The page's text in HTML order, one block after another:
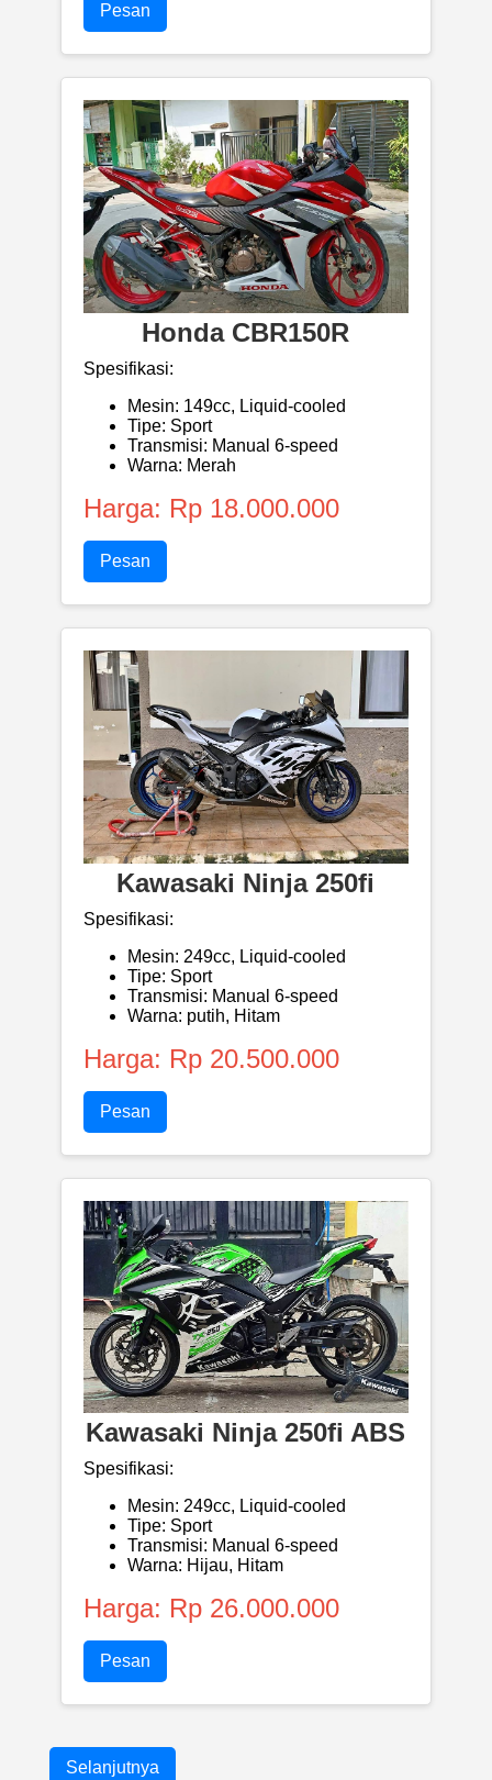
Pesan
Honda CBR150R
Spesifikasi:
Mesin: 149cc, Liquid-cooled
Tipe: Sport
Transmisi: Manual 6-speed
Warna: Merah
Harga: Rp 18.000.000
Pesan
Kawasaki Ninja 250fi
Spesifikasi:
Mesin: 249cc, Liquid-cooled
Tipe: Sport
Transmisi: Manual 6-speed
Warna: putih, Hitam
Harga: Rp 20.500.000
Pesan
Kawasaki Ninja 250fi ABS
Spesifikasi:
Mesin: 249cc, Liquid-cooled
Tipe: Sport
Transmisi: Manual 6-speed
Warna: Hijau, Hitam
Harga: Rp 26.000.000
Pesan
Selanjutnya